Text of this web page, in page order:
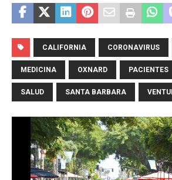
CALIFORNIA CORONAVIRUS
MEDICINA OXNARD PACIENTES
SALUD SANTA BARBARA